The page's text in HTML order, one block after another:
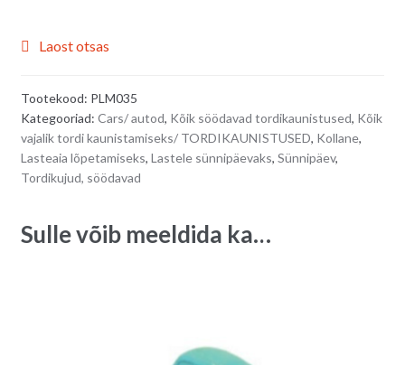
Laost otsas
Tootekood: PLM035
Kategooriad: Cars/ autod, Kõik söödavad tordikaunistused, Kõik
vajalik tordi kaunistamiseks/ TORDIKAUNISTUSED, Kollane,
Lasteaia lõpetamiseks, Lastele sünnipäevaks, Sünnipäev,
Tordikujud, söödavad
Sulle võib meeldida ka…